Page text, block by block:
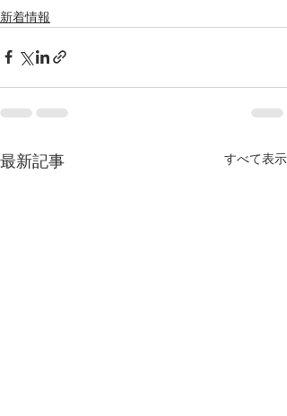
新着情報
最新記事 すべて表示